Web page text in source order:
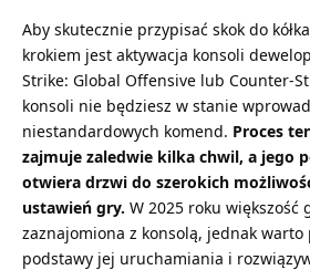
Aby skutecznie przypisać skok do
krokiem jest aktywacja konsoli
Strike: Global Offensive lub Counter-
konsoli nie będziesz w stanie
niestandardowych komend. Proces
zajmuje zaledwie kilka chwil, a jego
otwiera drzwi do szerokich
ustawień gry. W 2025 roku większość
zaznajomiona z konsolą, jednak
podstawy jej uruchamiania i